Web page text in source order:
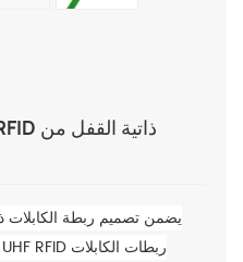
يضمن تصميم ربطة الكابلات